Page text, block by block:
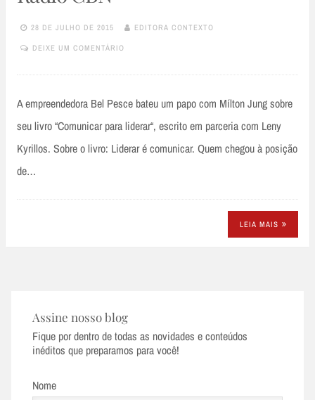
28 DE JULHO DE 2015 EDITORA CONTEXTO
DEIXE UM COMENTÁRIO
A empreendedora Bel Pesce bateu um papo com Mílton Jung sobre
seu livro “Comunicar para liderar“, escrito em parceria com Leny
Kyrillos. Sobre o livro: Liderar é comunicar. Quem chegou à posição
de…
LEIA MAIS
Assine nosso blog
Fique por dentro de todas as novidades e conteúdos
inéditos que preparamos para você!
Nome